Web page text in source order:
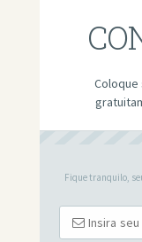
Coloque
Fique tranquilo,